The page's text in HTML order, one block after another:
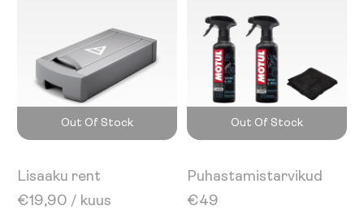
Out Of Stock
Lisaaku rent
€19,90 / kuus
Out Of Stock
Puhastamistarvikud
€49
Select